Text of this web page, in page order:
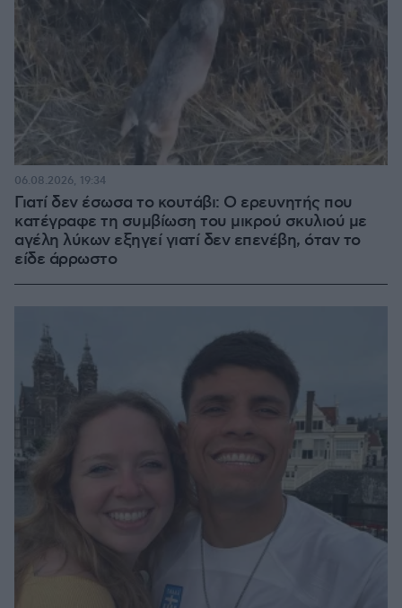
Γιατί δεν έσωσα το κουτάβι: Ο ερευνητής που
κατέγραφε τη συμβίωση του μικρού σκυλιού με
αγέλη λύκων εξηγεί γιατί δεν επενέβη, όταν το
είδε άρρωστο
06.08.2026, 19:34